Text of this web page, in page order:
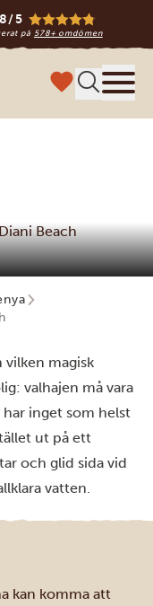
5
på 578+ omdömen
Beach
vilken magisk
valhajen må vara
inget som helst
ut på ett
och glid sida vid
vatten.
kan komma att